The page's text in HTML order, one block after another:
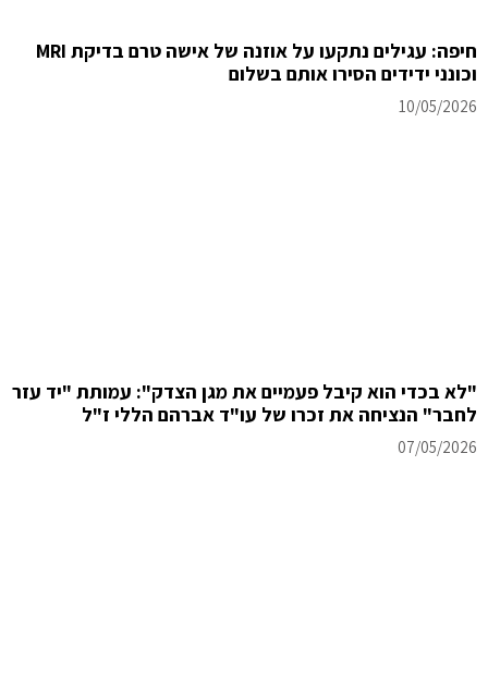
חיפה: עגילים נתקעו על אוזנה של אישה טרם בדיקת MRI
וכונני ידידים הסירו אותם בשלום
10/05/2026
"לא בכדי הוא קיבל פעמיים את מגן הצדק": עמותת "יד עזר
לחבר" הנציחה את זכרו של עו"ד אברהם הללי ז"ל
07/05/2026